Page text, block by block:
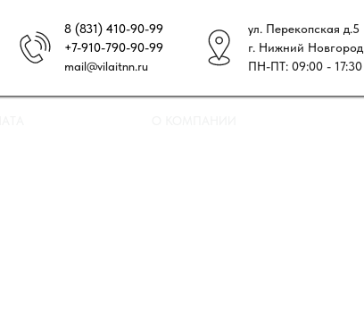
8 (831) 410-90-99
+7-910-790-90-99
mail@vilaitnn.ru
ул. Перекопская д.5
г. Нижний Новгород
ПН-ПТ: 09:00 - 17:30